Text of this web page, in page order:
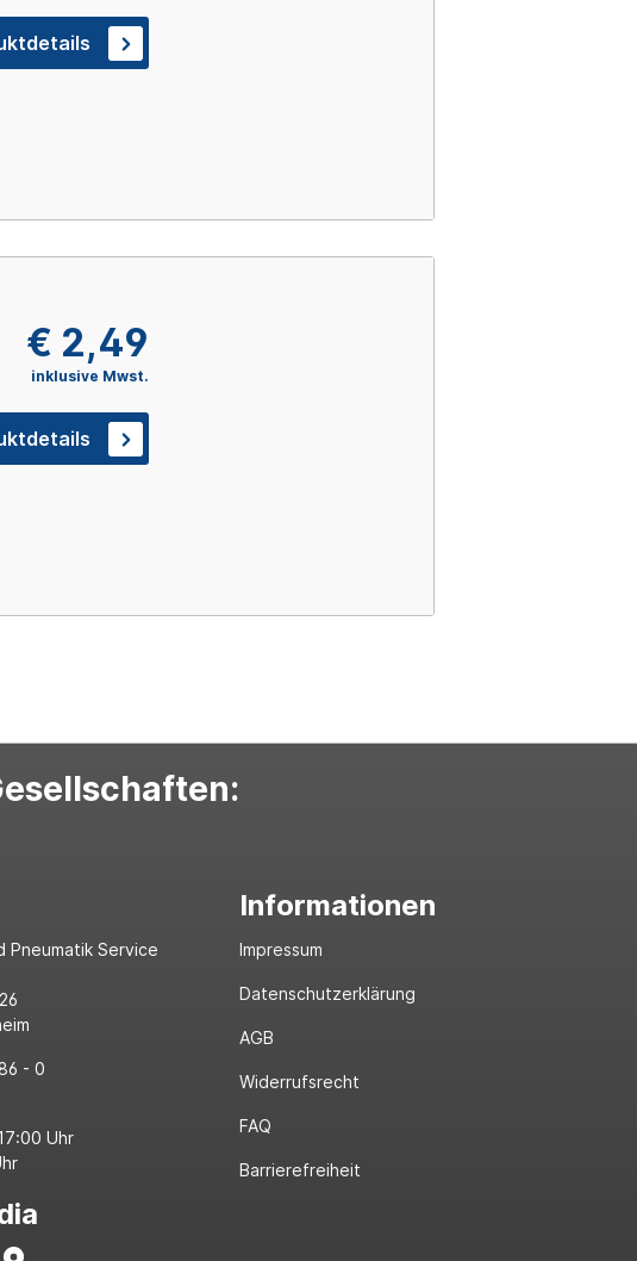
€ 2,49
inklusive Mwst.
Pneumatik Service
- 0
Uhr
Informationen
Impressum
Datenschutzerklärung
AGB
Widerrufsrecht
FAQ
Barrierefreiheit